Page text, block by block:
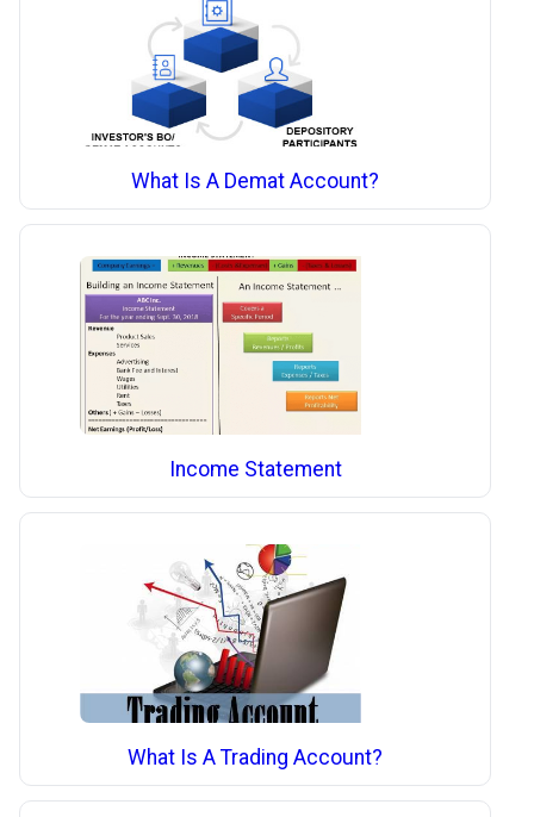
What Is A Demat Account?
Income Statement
What Is A Trading Account?